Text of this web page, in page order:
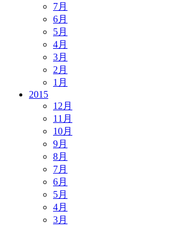
7月
6月
5月
4月
3月
2月
1月
2015
12月
11月
10月
9月
8月
7月
6月
5月
4月
3月